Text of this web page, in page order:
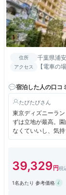
住所 千葉県浦
アクセス
【電車の
場合】羽
ジンバス
宿泊した人の口コ
たびたび
東京ディズニーラ
ずは立地が最高。
なくていいし、気
巨大な空間のロビ
泊まったので、ベ
のが分からなくて
ッドのところにあ
39,329
1名あたり 参考価格